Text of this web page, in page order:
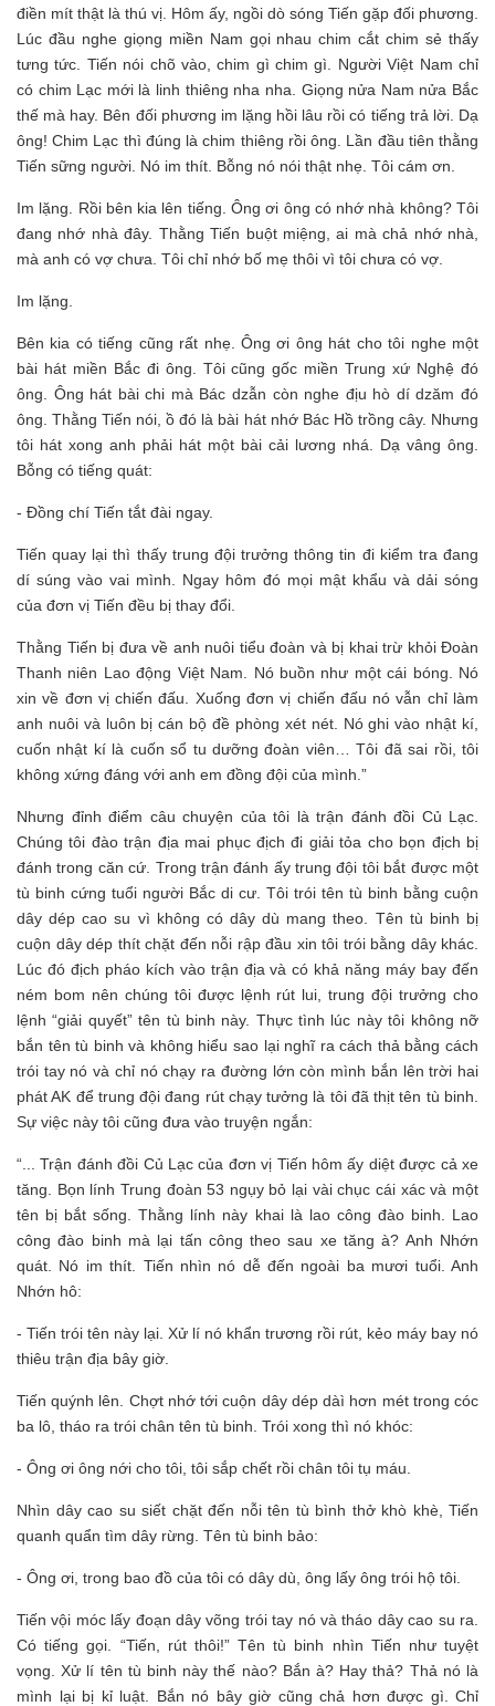
điền mít thật là thú vị. Hôm ấy, ngồi dò sóng Tiến gặp đối phương.
Lúc đầu nghe giọng miền Nam gọi nhau chim cắt chim sẻ thấy
tưng tức. Tiến nói chõ vào, chim gì chim gì. Người Việt Nam chỉ
có chim Lạc mới là linh thiêng nha nha. Giọng nửa Nam nửa Bắc
thế mà hay. Bên đối phương im lặng hồi lâu rồi có tiếng trả lời. Dạ
ông! Chim Lạc thì đúng là chim thiêng rồi ông. Lần đầu tiên thằng
Tiến sững người. Nó im thít. Bỗng nó nói thật nhẹ. Tôi cám ơn.
Im lặng. Rồi bên kia lên tiếng. Ông ơi ông có nhớ nhà không? Tôi
đang nhớ nhà đây. Thằng Tiến buột miệng, ai mà chả nhớ nhà,
mà anh có vợ chưa. Tôi chỉ nhớ bố mẹ thôi vì tôi chưa có vợ.
Im lặng.
Bên kia có tiếng cũng rất nhẹ. Ông ơi ông hát cho tôi nghe một
bài hát miền Bắc đi ông. Tôi cũng gốc miền Trung xứ Nghệ đó
ông. Ông hát bài chi mà Bác dzẫn còn nghe địu hò dí dzăm đó
ông. Thằng Tiến nói, ồ đó là bài hát nhớ Bác Hồ trồng cây. Nhưng
tôi hát xong anh phải hát một bài cải lương nhá. Dạ vâng ông.
Bỗng có tiếng quát:
- Đồng chí Tiến tắt đài ngay.
Tiến quay lại thì thấy trung đội trưởng thông tin đi kiểm tra đang
dí súng vào vai mình. Ngay hôm đó mọi mật khẩu và dải sóng
của đơn vị Tiến đều bị thay đổi.
Thằng Tiến bị đưa về anh nuôi tiểu đoàn và bị khai trừ khỏi Đoàn
Thanh niên Lao động Việt Nam. Nó buồn như một cái bóng. Nó
xin về đơn vị chiến đấu. Xuống đơn vị chiến đấu nó vẫn chỉ làm
anh nuôi và luôn bị cán bộ đề phòng xét nét. Nó ghi vào nhật kí,
cuốn nhật kí là cuốn sổ tu dưỡng đoàn viên… Tôi đã sai rồi, tôi
không xứng đáng với anh em đồng đội của mình.”
Nhưng đỉnh điểm câu chuyện của tôi là trận đánh đồi Củ Lạc.
Chúng tôi đào trận địa mai phục địch đi giải tỏa cho bọn địch bị
đánh trong căn cứ. Trong trận đánh ấy trung đội tôi bắt được một
tù binh cứng tuổi người Bắc di cư. Tôi trói tên tù binh bằng cuộn
dây dép cao su vì không có dây dù mang theo. Tên tù binh bị
cuộn dây dép thít chặt đến nỗi rập đầu xin tôi trói bằng dây khác.
Lúc đó địch pháo kích vào trận địa và có khả năng máy bay đến
ném bom nên chúng tôi được lệnh rút lui, trung đội trưởng cho
lệnh “giải quyết” tên tù binh này. Thực tình lúc này tôi không nỡ
bắn tên tù binh và không hiểu sao lại nghĩ ra cách thả bằng cách
trói tay nó và chỉ nó chạy ra đường lớn còn mình bắn lên trời hai
phát AK để trung đội đang rút chạy tưởng là tôi đã thịt tên tù binh.
Sự việc này tôi cũng đưa vào truyện ngắn:
“... Trận đánh đồi Củ Lạc của đơn vị Tiến hôm ấy diệt được cả xe
tăng. Bọn lính Trung đoàn 53 ngụy bỏ lại vài chục cái xác và một
tên bị bắt sống. Thằng lính này khai là lao công đào binh. Lao
công đào binh mà lại tấn công theo sau xe tăng à? Anh Nhớn
quát. Nó im thít. Tiến nhìn nó dễ đến ngoài ba mươi tuổi. Anh
Nhớn hô:
- Tiến trói tên này lại. Xử lí nó khẩn trương rồi rút, kẻo máy bay nó
thiêu trận địa bây giờ.
Tiến quýnh lên. Chợt nhớ tới cuộn dây dép dàì hơn mét trong cóc
ba lô, tháo ra trói chân tên tù binh. Trói xong thì nó khóc:
- Ông ơi ông nới cho tôi, tôi sắp chết rồi chân tôi tụ máu.
Nhìn dây cao su siết chặt đến nỗi tên tù bình thở khò khè, Tiến
quanh quẩn tìm dây rừng. Tên tù binh bảo:
- Ông ơi, trong bao đồ của tôi có dây dù, ông lấy ông trói hộ tôi.
Tiến vội móc lấy đoạn dây võng trói tay nó và tháo dây cao su ra.
Có tiếng gọi. “Tiến, rút thôi!” Tên tù binh nhìn Tiến như tuyệt
vọng. Xử lí tên tù binh này thế nào? Bắn à? Hay thả? Thả nó là
mình lại bị kỉ luật. Bắn nó bây giờ cũng chả hơn được gì. Chỉ